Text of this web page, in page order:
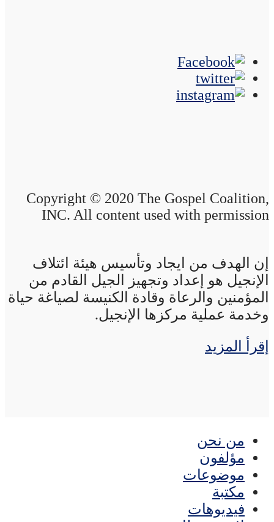
Copyright © 2020 The Gospel Coalition,
INC. All content used with permission
إن الهدف من ايجاد وتأسيس هيئة ائتلاف
الإنجيل هو إعداد وتجهيز الجيل القادم من
المؤمنين والرعاة وقادة الكنيسة لصياغة حياة
وخدمة عملية مركزها الإنجيل.
إقرأ المزيد
من نحن
مؤلفون
موضوعات
مكتبة
فيديوهات